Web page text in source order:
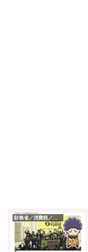
財務省／消費税／デフレ